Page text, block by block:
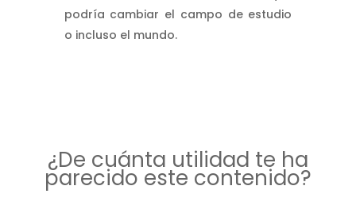
podría cambiar el campo de estudio
o incluso el mundo.
¿De cuánta utilidad te ha
parecido este contenido?